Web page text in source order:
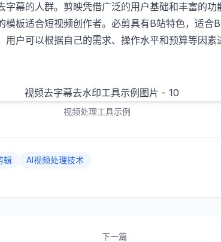
字幕的人群。剪映凭借广泛的用户基础和丰富的
板适合短视频创作者。必剪具有B站特色，适合
户可以根据自己的需求、操作水平和预算等因
视频处理工具示例
辑 AI视频处理技术
下一篇